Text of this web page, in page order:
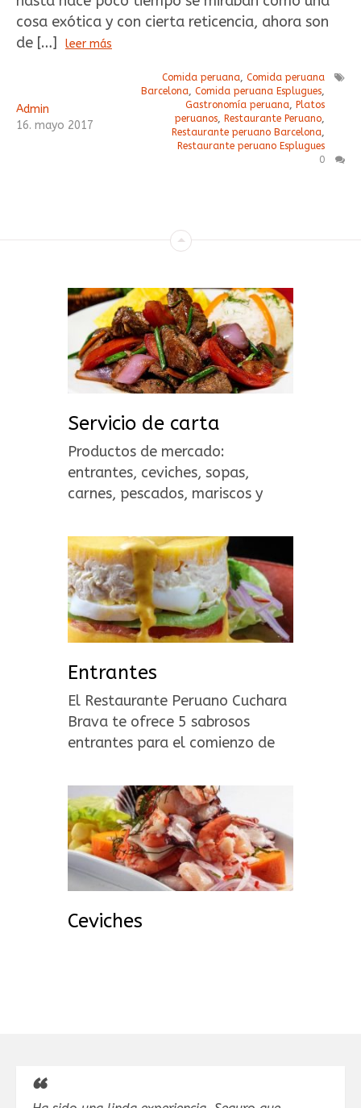
cosa exótica y con cierta reticencia, ahora son
de […]
leer más
Admin
16. mayo 2017
Comida peruana, Comida peruana
Barcelona, Comida peruana Esplugues,
Gastronomía peruana, Platos
peruanos, Restaurante Peruano,
Restaurante peruano Barcelona,
Restaurante peruano Esplugues
0
Servicio de carta
Productos de mercado:
entrantes, ceviches, sopas,
carnes, pescados, mariscos y
Entrantes
El Restaurante Peruano Cuchara
Brava te ofrece 5 sabrosos
entrantes para el comienzo de
peruana.
Ceviches